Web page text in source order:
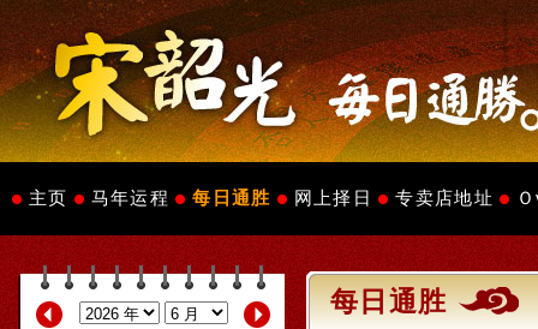
主页 马年运程 每日通胜 网上择日 专卖店地址
每日通胜